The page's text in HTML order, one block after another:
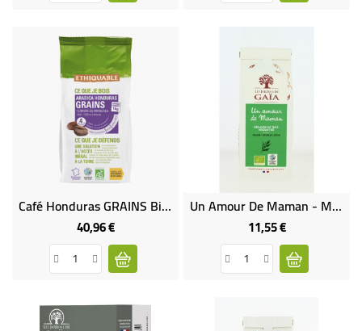
Café Honduras GRAINS Bio & Équitable 1 Kg
40,96 €Prix
Un Amour De Maman - Mélange De Thés Aromatisé (Fraise Lotus Litchi) Bio
11,55 €Prix